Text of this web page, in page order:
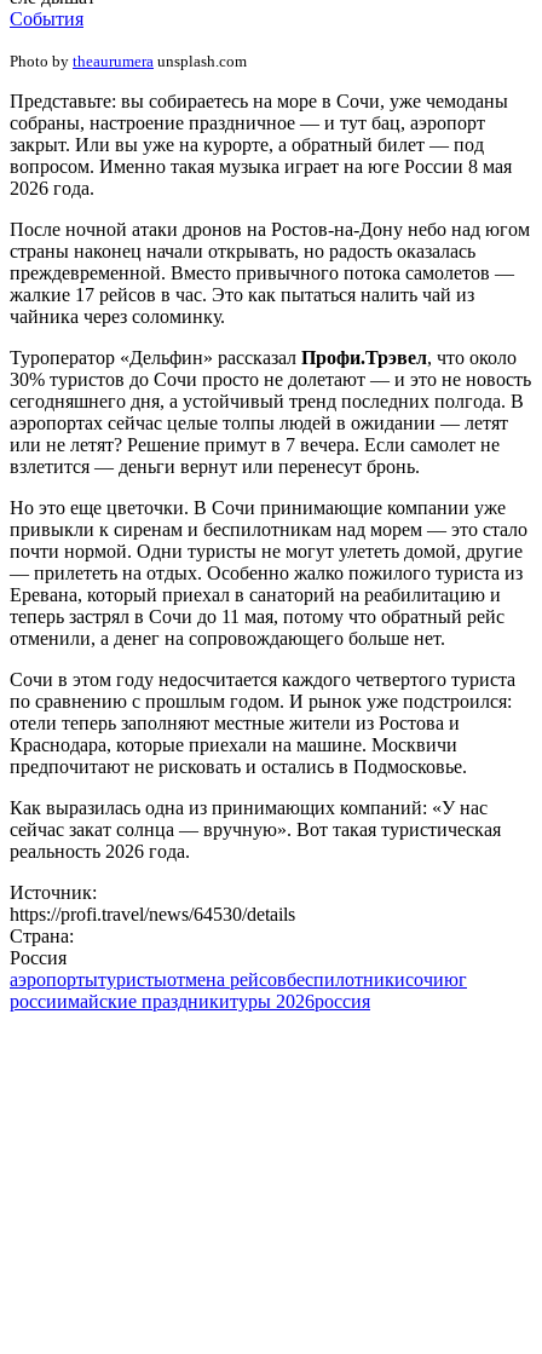
События
Photo by theaurumera unsplash.com
Представьте: вы собираетесь на море в Сочи, уже чемоданы
собраны, настроение праздничное — и тут бац, аэропорт
закрыт. Или вы уже на курорте, а обратный билет — под
вопросом. Именно такая музыка играет на юге России 8 мая
2026 года.
После ночной атаки дронов на Ростов-на-Дону небо над югом
страны наконец начали открывать, но радость оказалась
преждевременной. Вместо привычного потока самолетов —
жалкие 17 рейсов в час. Это как пытаться налить чай из
чайника через соломинку.
Туроператор «Дельфин» рассказал Профи.Трэвел, что около
30% туристов до Сочи просто не долетают — и это не новость
сегодняшнего дня, а устойчивый тренд последних полгода. В
аэропортах сейчас целые толпы людей в ожидании — летят
или не летят? Решение примут в 7 вечера. Если самолет не
взлетится — деньги вернут или перенесут бронь.
Но это еще цветочки. В Сочи принимающие компании уже
привыкли к сиренам и беспилотникам над морем — это стало
почти нормой. Одни туристы не могут улететь домой, другие
— прилететь на отдых. Особенно жалко пожилого туриста из
Еревана, который приехал в санаторий на реабилитацию и
теперь застрял в Сочи до 11 мая, потому что обратный рейс
отменили, а денег на сопровождающего больше нет.
Сочи в этом году недосчитается каждого четвертого туриста
по сравнению с прошлым годом. И рынок уже подстроился:
отели теперь заполняют местные жители из Ростова и
Краснодара, которые приехали на машине. Москвичи
предпочитают не рисковать и остались в Подмосковье.
Как выразилась одна из принимающих компаний: «У нас
сейчас закат солнца — вручную». Вот такая туристическая
реальность 2026 года.
Источник:
https://profi.travel/news/64530/details
Страна:
Россия
аэропортытуристыотмена рейсовбеспилотникисочиюг
россиимайские праздникитуры 2026россия